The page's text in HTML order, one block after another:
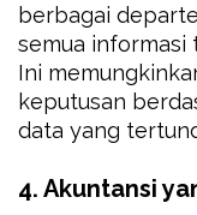
berbagai
semua informasi
Ini
keputusan
data yang
4. Akuntansi